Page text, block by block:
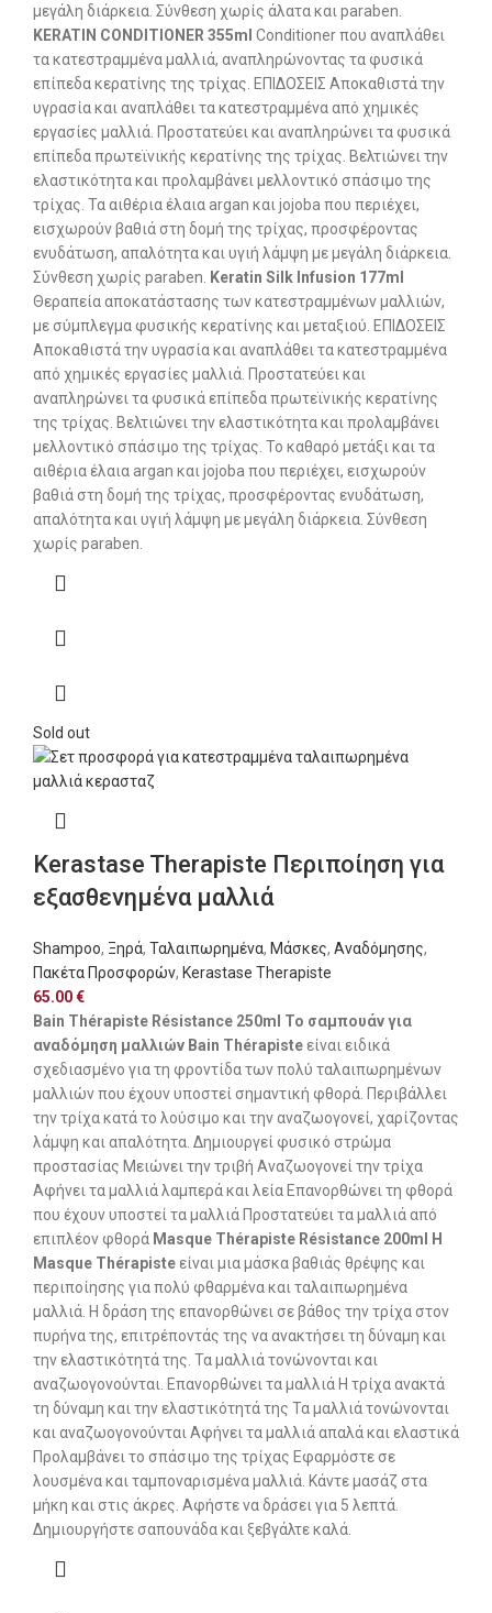
μεγάλη διάρκεια. Σύνθεση χωρίς άλατα και paraben.
KERATIN CONDITIONER 355ml Conditioner που αναπλάθει
τα κατεστραμμένα μαλλιά, αναπληρώνοντας τα φυσικά
επίπεδα κερατίνης της τρίχας. ΕΠΙΔΟΣΕΙΣ Αποκαθιστά την
υγρασία και αναπλάθει τα κατεστραμμένα από χημικές
εργασίες μαλλιά. Προστατεύει και αναπληρώνει τα φυσικά
επίπεδα πρωτεϊνικής κερατίνης της τρίχας. Βελτιώνει την
ελαστικότητα και προλαμβάνει μελλοντικό σπάσιμο της
τρίχας. Τα αιθέρια έλαια argan και jojoba που περιέχει,
εισχωρούν βαθιά στη δομή της τρίχας, προσφέροντας
ενυδάτωση, απαλότητα και υγιή λάμψη με μεγάλη διάρκεια.
Σύνθεση χωρίς paraben. Keratin Silk Infusion 177ml
Θεραπεία αποκατάστασης των κατεστραμμένων μαλλιών,
με σύμπλεγμα φυσικής κερατίνης και μεταξιού. ΕΠΙΔΟΣΕΙΣ
Αποκαθιστά την υγρασία και αναπλάθει τα κατεστραμμένα
από χημικές εργασίες μαλλιά. Προστατεύει και
αναπληρώνει τα φυσικά επίπεδα πρωτεϊνικής κερατίνης
της τρίχας. Βελτιώνει την ελαστικότητα και προλαμβάνει
μελλοντικό σπάσιμο της τρίχας. Το καθαρό μετάξι και τα
αιθέρια έλαια argan και jojoba που περιέχει, εισχωρούν
βαθιά στη δομή της τρίχας, προσφέροντας ενυδάτωση,
απαλότητα και υγιή λάμψη με μεγάλη διάρκεια. Σύνθεση
χωρίς paraben.
Sold out
Kerastase Therapiste Περιποίηση για
εξασθενημένα μαλλιά
Shampoo, Ξηρά, Ταλαιπωρημένα, Μάσκες, Αναδόμησης,
Πακέτα Προσφορών, Kerastase Therapiste
65.00€
Bain Thérapiste Résistance 250ml Το σαμπουάν για
αναδόμηση μαλλιών Bain Thérapiste είναι ειδικά
σχεδιασμένο για τη φροντίδα των πολύ ταλαιπωρημένων
μαλλιών που έχουν υποστεί σημαντική φθορά. Περιβάλλει
την τρίχα κατά το λούσιμο και την αναζωογονεί, χαρίζοντας
λάμψη και απαλότητα. Δημιουργεί φυσικό στρώμα
προστασίας Μειώνει την τριβή Αναζωογονεί την τρίχα
Αφήνει τα μαλλιά λαμπερά και λεία Επανορθώνει τη φθορά
που έχουν υποστεί τα μαλλιά Προστατεύει τα μαλλιά από
επιπλέον φθορά Masque Thérapiste Résistance 200ml
H
Masque Thérapiste είναι μια μάσκα βαθιάς θρέψης και
περιποίησης για πολύ φθαρμένα και ταλαιπωρημένα
μαλλιά. Η δράση της επανορθώνει σε βάθος την τρίχα στον
πυρήνα της, επιτρέποντάς της να ανακτήσει τη δύναμη και
την ελαστικότητά της. Τα μαλλιά τονώνονται και
αναζωογονούνται. Επανορθώνει τα μαλλιά Η τρίχα ανακτά
τη δύναμη και την ελαστικότητά της Τα μαλλιά τονώνονται
και αναζωογονούνται Αφήνει τα μαλλιά απαλά και ελαστικά
Προλαμβάνει το σπάσιμο της τρίχας Εφαρμόστε σε
λουσμένα και ταμποναρισμένα μαλλιά. Κάντε μασάζ στα
μήκη και στις άκρες. Αφήστε να δράσει για 5 λεπτά.
Δημιουργήστε σαπουνάδα και ξεβγάλτε καλά.